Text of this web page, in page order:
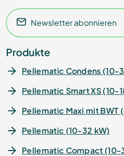
Newsletter abonnieren
Produkte
Pellematic Condens (10-
Pellematic Smart XS (10-
Pellematic Maxi mit BWT
Pellematic (10-32 kW)
Pellematic Compact (10-